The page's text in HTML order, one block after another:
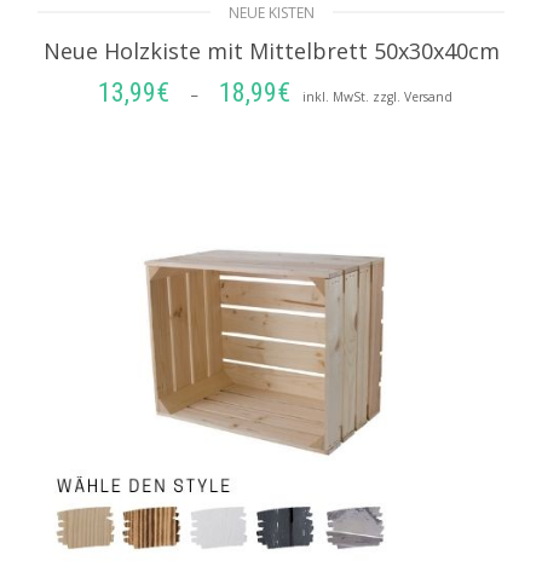
NEUE KISTEN
Neue Holzkiste mit Mittelbrett 50x30x40cm
13,99€ – 18,99€
Preisspanne:
inkl. MwSt. zzgl. Versand